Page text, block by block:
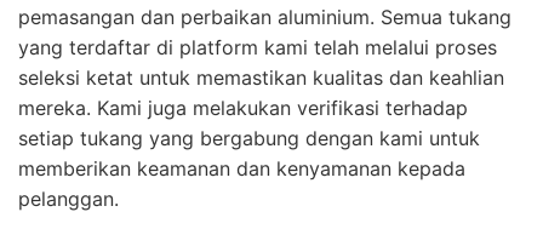
pemasangan dan perbaikan aluminium. Semua tukang
yang terdaftar di platform kami telah melalui proses
seleksi ketat untuk memastikan kualitas dan keahlian
mereka. Kami juga melakukan verifikasi terhadap
setiap tukang yang bergabung dengan kami untuk
memberikan keamanan dan kenyamanan kepada
pelanggan.